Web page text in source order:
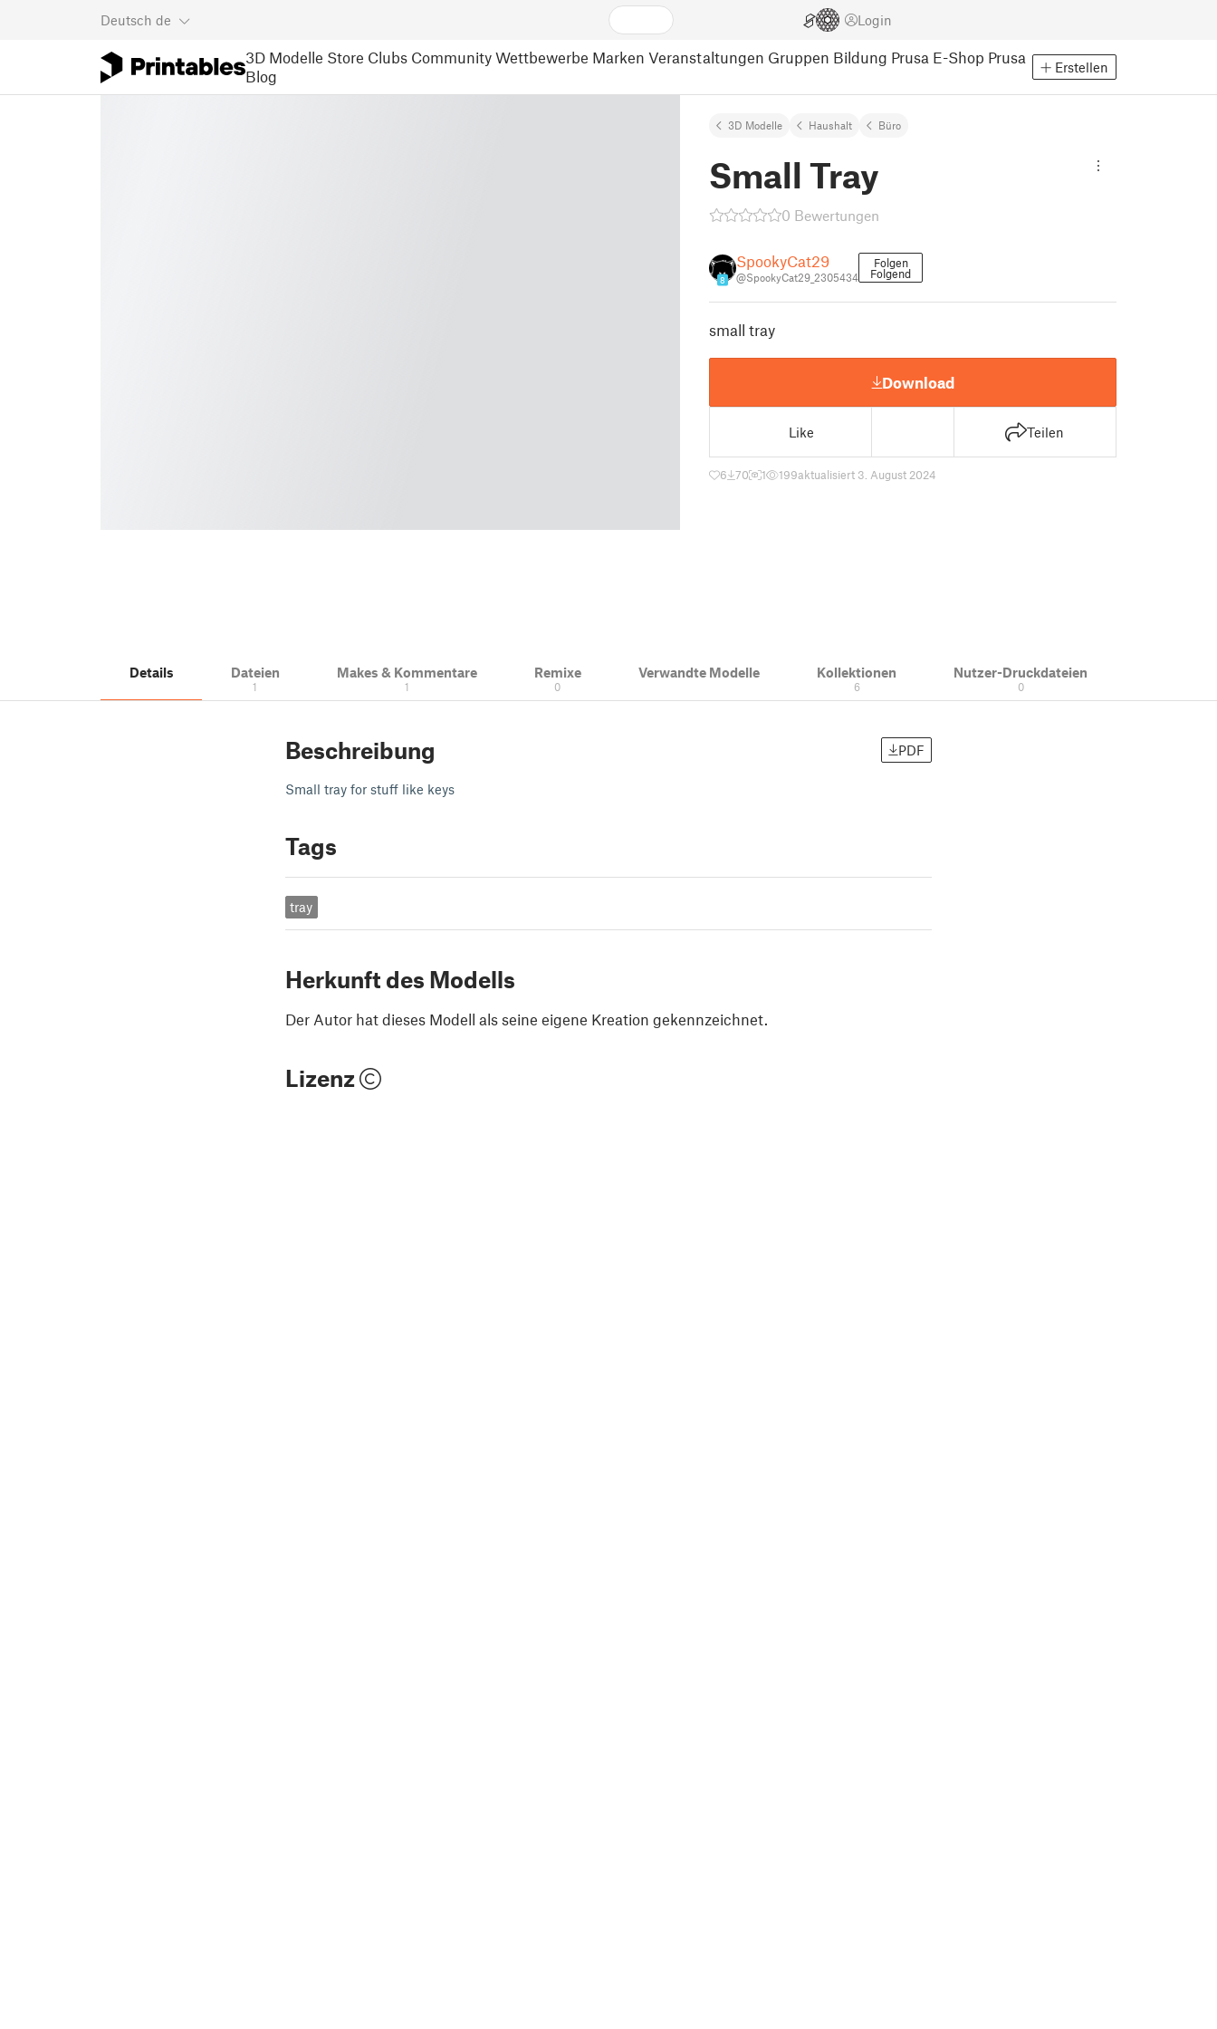
Deutsch de Login
3D Modelle Store Clubs Community Wettbewerbe Marken Veranstaltungen Gruppen Bildung Prusa E-Shop Prusa
Blog
Erstellen
3D Modelle Haushalt Büro
Small Tray
0 Bewertungen
8
SpookyCat29
@SpookyCat29_2305434
Folgen
Folgend
small tray
Download
Like Teilen
6 70 1 199aktualisiert 3. August 2024
Details Dateien
1
Makes & Kommentare
1
Remixe
0
Verwandte Modelle Kollektionen
6
Nutzer-Druckdateien
0
Beschreibung PDF
Small tray for stuff like keys
Tags
tray
Herkunft des Modells
Der Autor hat dieses Modell als seine eigene Kreation gekennzeichnet.
Lizenz